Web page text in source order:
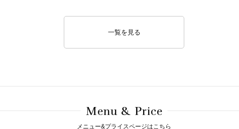
一覧を見る
Menu& Price
メニュー&プライスページはこちら